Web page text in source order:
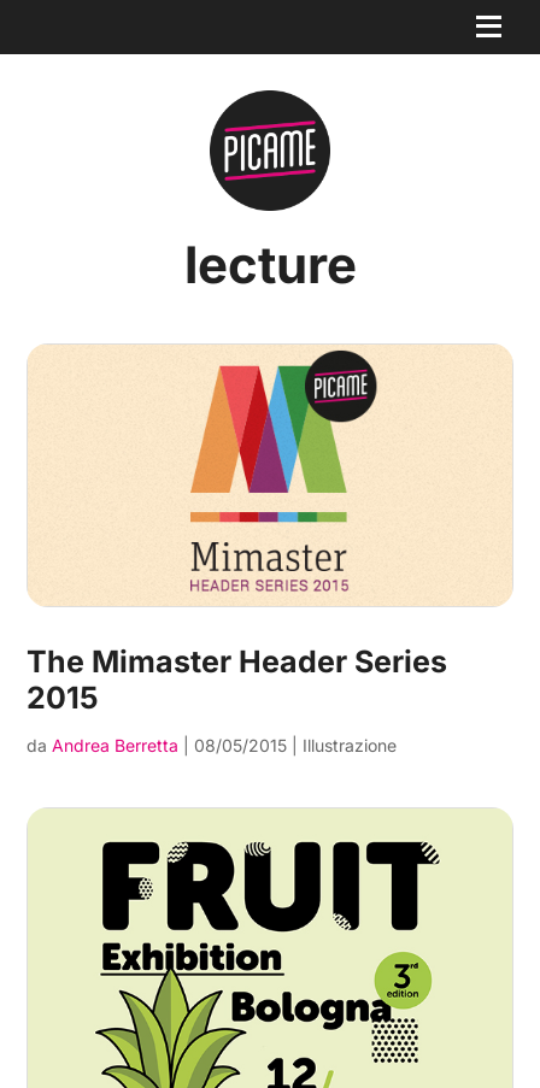
lecture
The Mimaster Header Series
2015
daAndrea Berretta 08/05/2015 Illustrazione